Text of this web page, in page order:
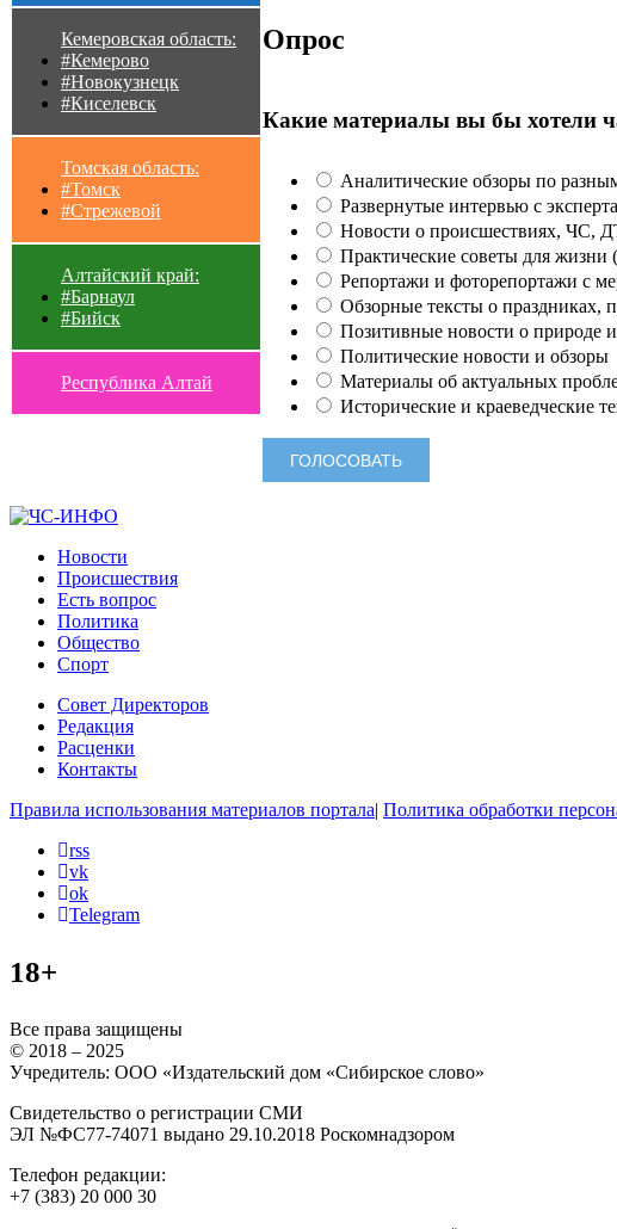
Кемеровская область:
#Кемерово
#Новокузнецк
#Киселевск
Томская область:
#Томск
#Стрежевой
Алтайский край:
#Барнаул
#Бийск
Республика Алтай
Опрос
Какие материалы вы бы
Аналитические обзоры по
Развернутые интервью с
Новости о происшествиях, ЧС,
Практические советы для жизни
Репортажи и фоторепортажи с
Обзорные тексты о праздниках,
Позитивные новости о природе
Политические новости и обзоры
Материалы об актуальных
Исторические и краеведческие
Новости
Происшествия
Есть вопрос
Политика
Общество
Спорт
Совет Директоров
Редакция
Расценки
Контакты
Правила использования материалов портала| Политика обработки
rss
vk
ok
Telegram
18+
Все права защищены
© 2018 – 2025
Учредитель: ООО «Издательский дом «Сибирское слово»
Свидетельство о регистрации СМИ
ЭЛ №ФС77-74071 выдано 29.10.2018 Роскомнадзором
Телефон редакции:
+7 (383) 20 000 30